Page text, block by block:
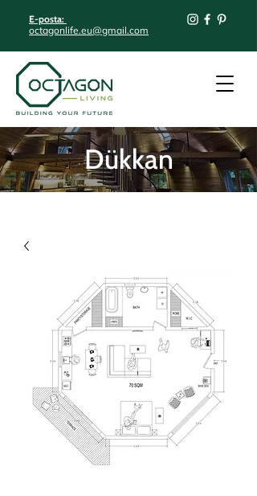
E-posta:
octagonlife.eu@gmail.com
Dükkan